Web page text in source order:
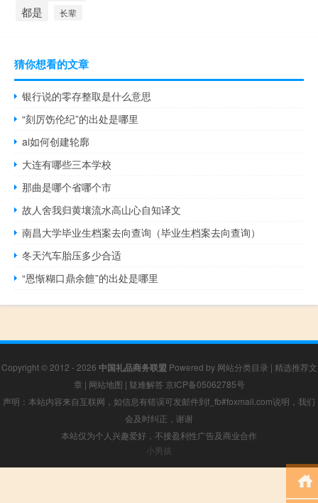
都是 长辈
猜你想看的文章
银行说的零存整取是什么意思
“刻厉饬伦纪”的出处是哪里
ai如何创建轮廓
大连有哪些三本学校
那曲是哪个省哪个市
故人舍我归黄壤流水高山心自知译文
南昌大学毕业生档案去向查询（毕业生档案去向查询）
冬天汽车胎压多少合适
“恩惭糊口鼎余饘”的出处是哪里
Copyright © 2012 - 2026 中国礼品商务联盟 Powered by 网站分类目录 | 精选推荐文
章 | 网站地图 | 疑难解答 京ICP备05062785号
声明：本站内容来自互联网，如信息有错误可发邮件到f_fb#foxmail.com说明，我们
会及时纠正，谢谢
本站仅为个人兴趣爱好，不接盈利性广告及商业合作
小男孩